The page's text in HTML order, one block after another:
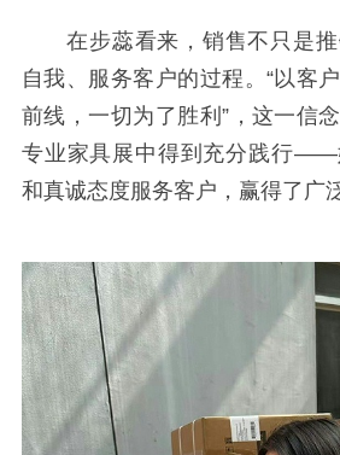
在步蕊看来，销售不只是
自我、服务客户的过程。 “以客
前线，一切为了胜利”，这一信
专业家具展中得到充分践行——
和真诚态度服务客户，赢得了广